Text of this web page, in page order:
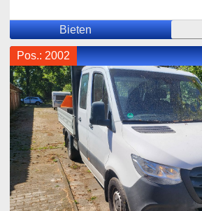
Bieten
Pos.: 2002